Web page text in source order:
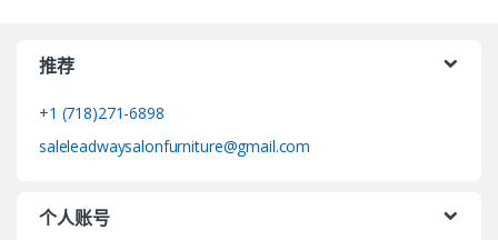
推荐
+1 (718)271-6898
saleleadwaysalonfurniture@gmail.com
个人账号